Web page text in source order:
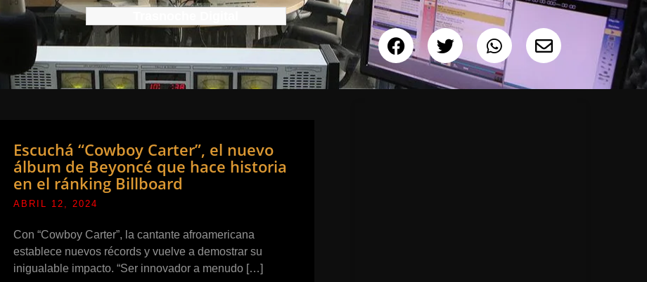
Escuchá “Cowboy Carter”, el nuevo
álbum de Beyoncé que hace historia
en el ránking Billboard
ABRIL 12, 2024
Con “Cowboy Carter”, la cantante afroamericana
establece nuevos récords y vuelve a demostrar su
inigualable impacto. “Ser innovador a menudo […]